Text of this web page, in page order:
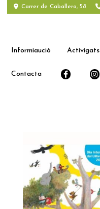
Carrer de Caballero, 58
Informiaució Activigats
Contacta